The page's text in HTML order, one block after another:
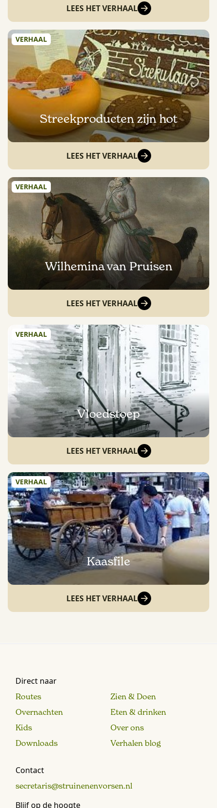
LEES HET VERHAAL
VERHAAL
Streekproducten zijn hot
LEES HET VERHAAL
VERHAAL
Wilhemina van Pruisen
LEES HET VERHAAL
VERHAAL
Vloedstoep
LEES HET VERHAAL
VERHAAL
Kaasfile
LEES HET VERHAAL
Direct naar
Routes
Zien & Doen
Overnachten
Eten & drinken
Kids
Over ons
Downloads
Verhalen blog
Contact
secretaris@struinenenvorsen.nl
Blijf op de hoogte